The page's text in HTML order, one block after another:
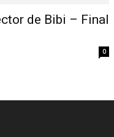
série
de Bibi – Final
0